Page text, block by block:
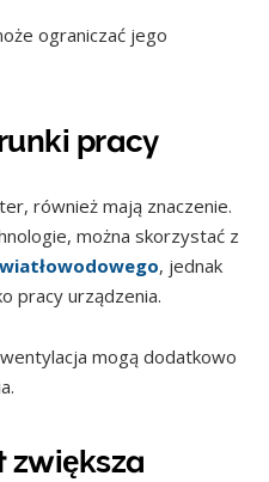
ograniczać jego
pracy
również mają znaczenie.
można skorzystać z
, jednak
pracy urządzenia.
mogą dodatkowo
zwiększa